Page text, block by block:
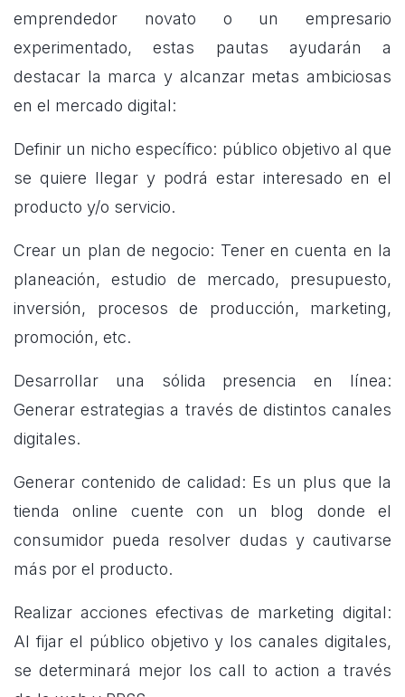
emprendedor novato o un empresario
experimentado, estas pautas ayudarán a
destacar la marca y alcanzar metas ambiciosas
en el mercado digital:
Definir un nicho específico: público objetivo al que
se quiere llegar y podrá estar interesado en el
producto y/o servicio.
Crear un plan de negocio: Tener en cuenta en la
planeación, estudio de mercado, presupuesto,
inversión, procesos de producción, marketing,
promoción, etc.
Desarrollar una sólida presencia en línea:
Generar estrategias a través de distintos canales
digitales.
Generar contenido de calidad: Es un plus que la
tienda online cuente con un blog donde el
consumidor pueda resolver dudas y cautivarse
más por el producto.
Realizar acciones efectivas de marketing digital:
Al fijar el público objetivo y los canales digitales,
se determinará mejor los call to action a través